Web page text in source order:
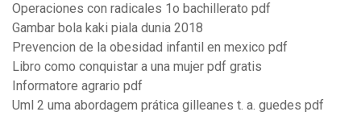
Operaciones con radicales 1o bachillerato pdf
Gambar bola kaki piala dunia 2018
Prevencion de la obesidad infantil en mexico pdf
Libro como conquistar a una mujer pdf gratis
Informatore agrario pdf
Uml 2 uma abordagem prática gilleanes t. a. guedes pdf